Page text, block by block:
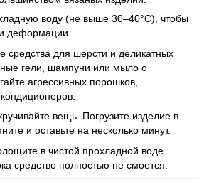
воду (не выше 30–40°C), чтобы
и деформации.
средства для шерсти и деликатных
гели, шампуни или мыло с
агрессивных порошков,
вещь. Погрузите изделие в
и оставьте на несколько минут.
в чистой прохладной воде
средство полностью не смоется.